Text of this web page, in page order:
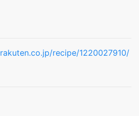
recipe/1220027910/